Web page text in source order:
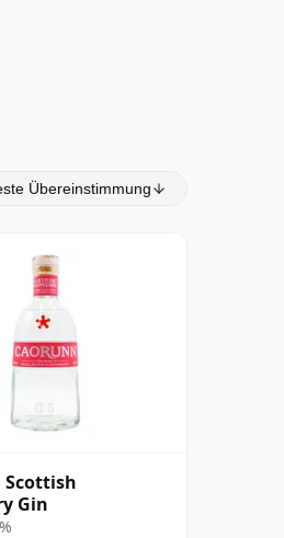
Übereinstimmung
Scottish
Gin